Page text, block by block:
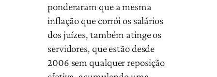
ponderaram que a mesma
inflação que corrói os salários
dos juízes, também atinge os
servidores, que estão desde
2006 sem qualquer reposição